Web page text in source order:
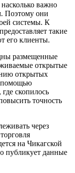
важно
Поэтому они
системы. К
такие
его клиенты.
размещенные
открытые
открытых
помощью
скопилось
точность
через
на Чикагской
публикует данные